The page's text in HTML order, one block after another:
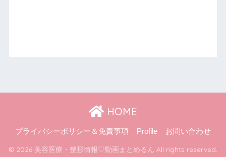
HOME
プライバシーポリシー＆免責事項 Profile お問い合わせ
© 2026 美容医療・整形情報♡動画まとめるん All rights reserved.